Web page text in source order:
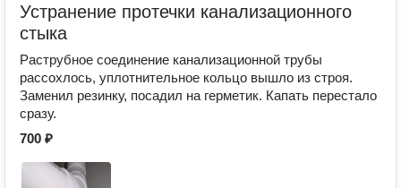
Устранение протечки канализационного
стыка
Раструбное соединение канализационной трубы
рассохлось, уплотнительное кольцо вышло из строя.
Заменил резинку, посадил на герметик. Капать перестало
сразу.
700 ₽